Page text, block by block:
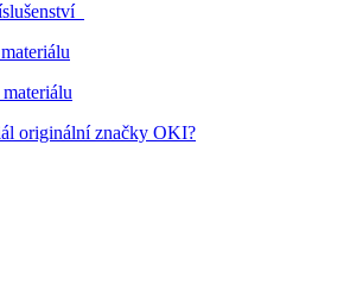
originální značky OKI?